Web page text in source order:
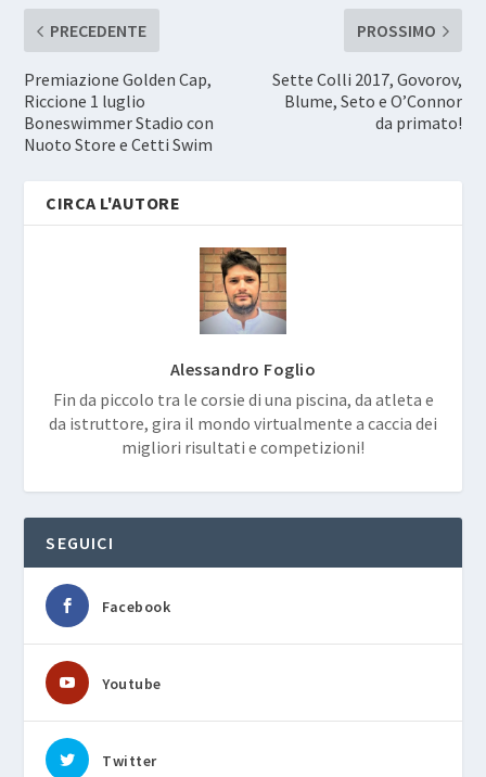
PRECEDENTE
Premiazione Golden Cap,
Riccione 1 luglio
Boneswimmer Stadio con
Nuoto Store e Cetti Swim
PROSSIMO
Sette Colli 2017, Govorov,
Blume, Seto e O’Connor
da primato!
CIRCA L'AUTORE
Alessandro Foglio
Fin da piccolo tra le corsie di una piscina, da atleta e
da istruttore, gira il mondo virtualmente a caccia dei
migliori risultati e competizioni!
SEGUICI
Facebook
Youtube
Twitter